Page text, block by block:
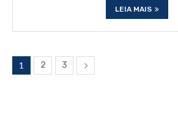
LEIA MAIS
1 2 3